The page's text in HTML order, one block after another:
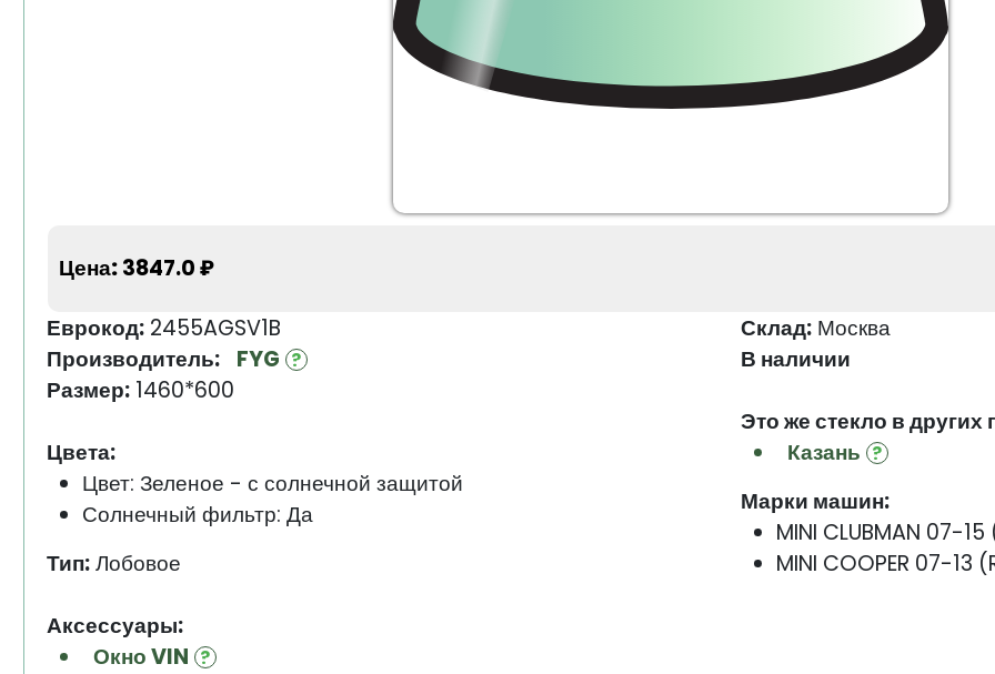
Цена:3847.0 ₽
Еврокод:2455AGSV1B
Производитель:
FYG
Размер:1460*600
Цвета:
Цвет: Зеленое - с солнечной защитой
Солнечный фильтр: Да
Тип:Лобовое
Аксессуары:
Окно VIN
Склад:Москва
В наличии
Это же стекло в других
Казань
Марки машин:
MINI CLUBMAN 07-
MINI COOPER 07-13